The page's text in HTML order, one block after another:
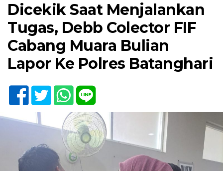
Dicekik Saat Menjalankan
Tugas, Debb Colector FIF
Cabang Muara Bulian
Lapor Ke Polres Batanghari